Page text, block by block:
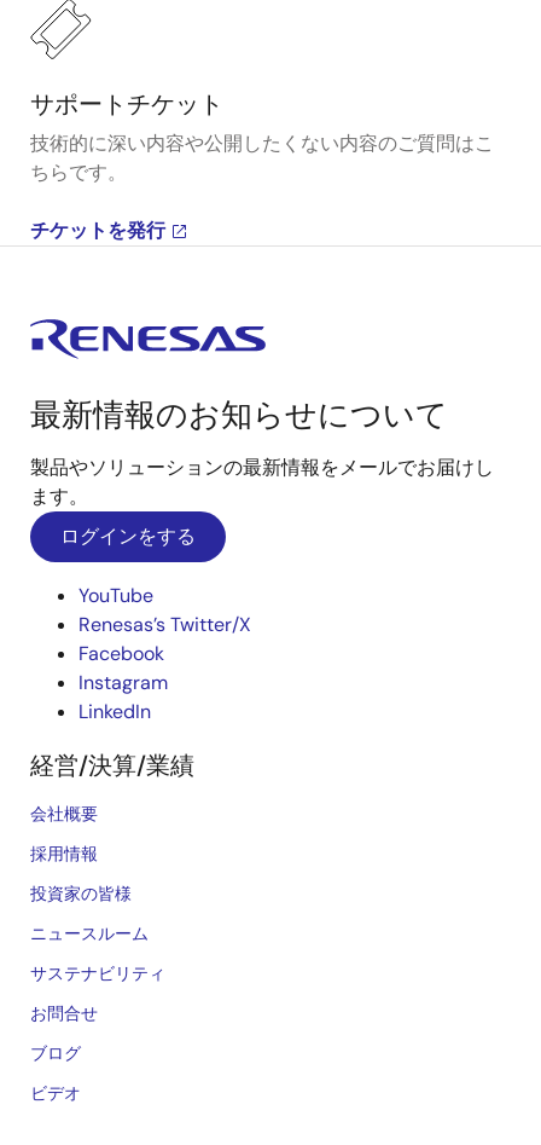
サポートチケット
技術的に深い内容や公開したくない内容のご質問はこ
ちらです。
チケットを発行
最新情報のお知らせについて
製品やソリューションの最新情報をメールでお届けし
ます。
ログインをする
YouTube
Renesas’s Twitter/X
Facebook
Instagram
LinkedIn
経営/決算/業績
会社概要
採用情報
投資家の皆様
ニュースルーム
サステナビリティ
お問合せ
ブログ
ビデオ